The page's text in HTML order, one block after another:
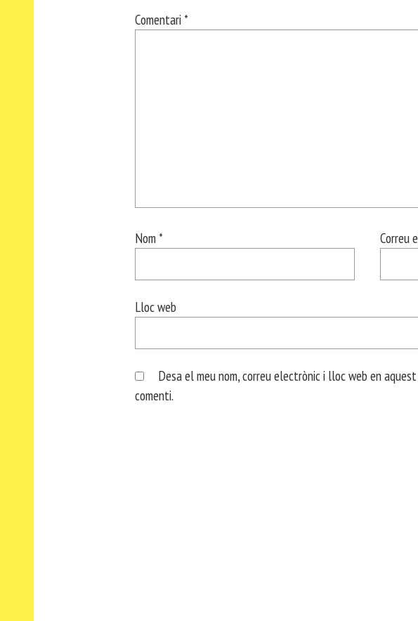
Comentari *
Nom * Correu
Lloc web
Desa el meu nom, correu electrònic i lloc web en
comenti.